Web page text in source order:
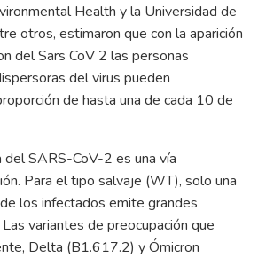
Health y la Universidad de
otros, estimaron que con la aparición
del Sars CoV 2 las personas
del virus pueden
de hasta una de cada 10 de
del SARS-CoV-2 es una vía
Para el tipo salvaje (WT), solo una
los infectados emite grandes
variantes de preocupación que
Delta (B1.617.2) y Ómicron